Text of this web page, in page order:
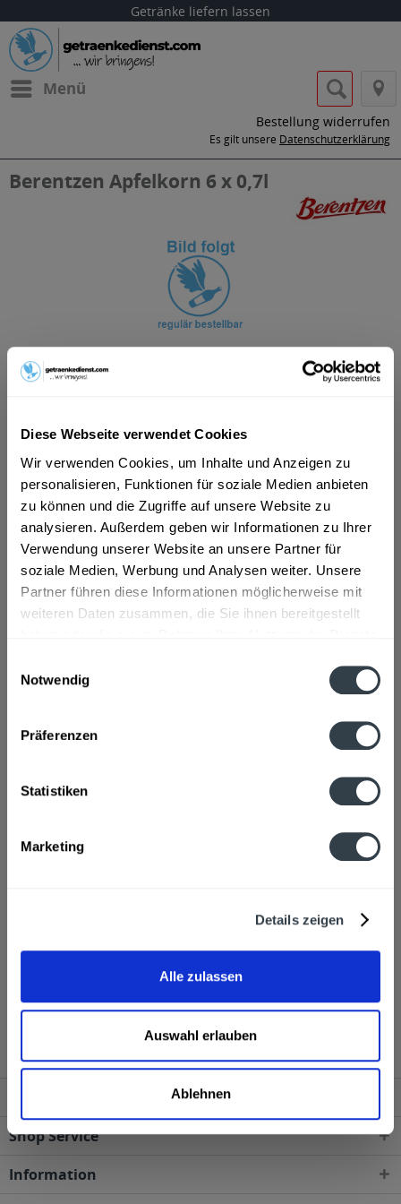
Diese Webseite verwendet Cookies
Wir verwenden Cookies, um Inhalte und Anzeigen zu
personalisieren, Funktionen für soziale Medien anbieten
zu können und die Zugriffe auf unsere Website zu
analysieren. Außerdem geben wir Informationen zu Ihrer
Verwendung unserer Website an unsere Partner für
soziale Medien, Werbung und Analysen weiter. Unsere
Partner führen diese Informationen möglicherweise mit
weiteren Daten zusammen, die Sie ihnen bereitgestellt
Notwendig
Präferenzen
Statistiken
Marketing
Details zeigen
Alle zulassen
Auswahl erlauben
Ablehnen
Getränke liefern lassen
Menü
Bestellung widerrufen
Es gilt unsere Datenschutzerklärung
Berentzen Apfelkorn 6 x 0,7l
ab 27,69 € *
Inhalt: 4.2 Liter (6,59 € * / 1 Liter)
inkl. MwSt.ggf. zzgl. Erschwerniszuschlag
Vorrätig
In den Warenkorb
Hersteller
Haselünne Deutschland
20,0% volmehr
Kunden haben sich ebenfalls angesehen
Berentzen Apfelkorn 6 x 0,7l wird in den folgenden
Regionen, Städten, Orten und Postleitzahl-Gebieten
Shop Service
Information